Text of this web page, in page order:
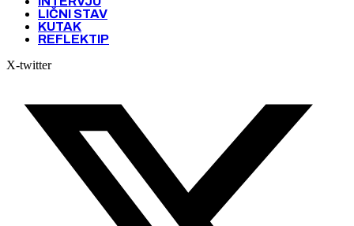
LIČNI STAV
KUTAK
REFLEKTIP
X-twitter